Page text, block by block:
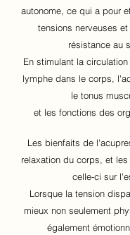
autonome, ce qui a pour
tensions nerveuses
résistance au
En stimulant la
lymphe dans le corps,
le tonus
et les fonctions des
Les bienfaits de
relaxation du corps, et
celle-ci sur
Lorsque la tension
mieux non seulement
également